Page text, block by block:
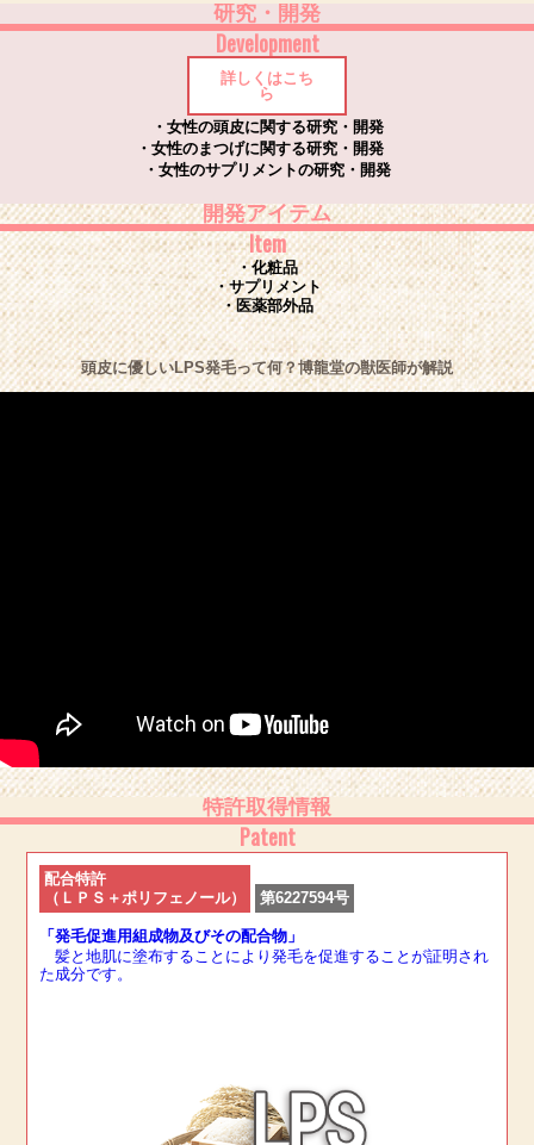
研究・開発
Development
詳しくはこち
ら
・女性の頭皮に関する研究・開発
・女性のまつげに関する研究・開発
・女性のサプリメントの研究・開発
開発アイテム
Item
・化粧品
・サプリメント
・医薬部外品
頭皮に優しいLPS発毛って何？博龍堂の獣医師が解説
特許取得情報
Patent
配合特許
（ＬＰＳ＋ポリフェノール）
第6227594号
「発毛促進用組成物及びその配合物」
髪と地肌に塗布することにより発毛を促進することが証明され
た成分です。